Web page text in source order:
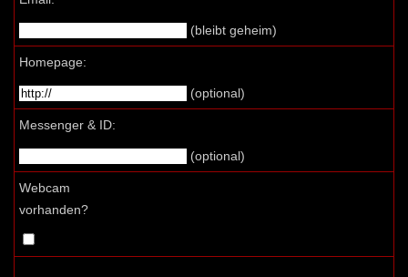
(bleibt geheim)
Homepage:
(optional)
Messenger & ID:
(optional)
Webcam
vorhanden?